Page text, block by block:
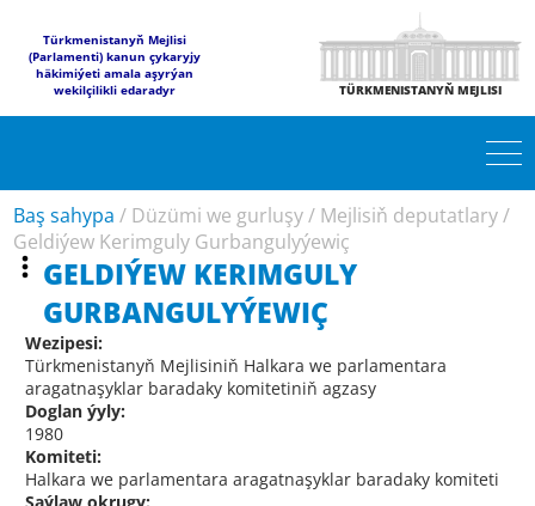
Türkmenistanyň Mejlisi
(Parlamenti) kanun çykaryjy
häkimiýeti amala aşyrýan
wekilçilikli edaradyr
TÜRKMENISTANYŇ MEJLISI
Baş sahypa / Düzümi we gurluşy/ Mejlisiň deputatlary/
Geldiýew Kerimguly Gurbangulyýewiç
GELDIÝEW KERIMGULY
GURBANGULYÝEWIÇ
Wezipesi:
Türkmenistanyň Mejlisiniň Halkara we parlamentara
aragatnaşyklar baradaky komitetiniň agzasy
Doglan ýyly:
1980
Komiteti:
Halkara we parlamentara aragatnaşyklar baradaky komiteti